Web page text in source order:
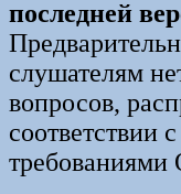
последней
слушателям
вопросов,
соответствии с
требованиями